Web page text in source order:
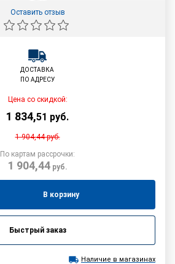
Оставить отзыв
ДОСТАВКА
ПО АДРЕСУ
Цена со скидкой:
1 834,51 руб.
1 904,44руб.
По картам рассрочки:
1 904,44руб.
В корзину
Быстрый заказ
Наличие в магазинах